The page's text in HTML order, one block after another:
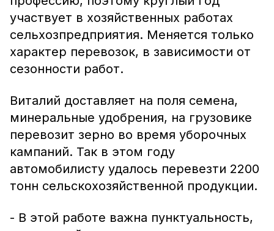
участвует в хозяйственных работах
сельхозпредприятия. Меняется только
характер перевозок, в зависимости от
сезонности работ.
Виталий доставляет на поля семена,
минеральные удобрения, на грузовике
перевозит зерно во время уборочных
кампаний. Так в этом году
автомобилисту удалось перевезти 2200
тонн сельскохозяйственной продукции.
- В этой работе важна пунктуальность,